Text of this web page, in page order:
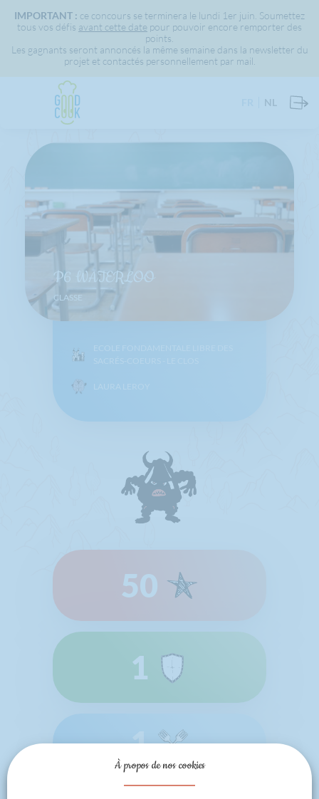
IMPORTANT : ce concours se terminera le lundi 1er juin. Soumettez
tous vos défis avant cette date pour pouvoir encore remporter des
points.
Les gagnants seront annoncés la même semaine dans la newsletter du
projet et contactés personnellement par mail.
NL
P6 WATERLOO
CLASSE
50
1
1
RÉALISÉ
À propos de nos cookies